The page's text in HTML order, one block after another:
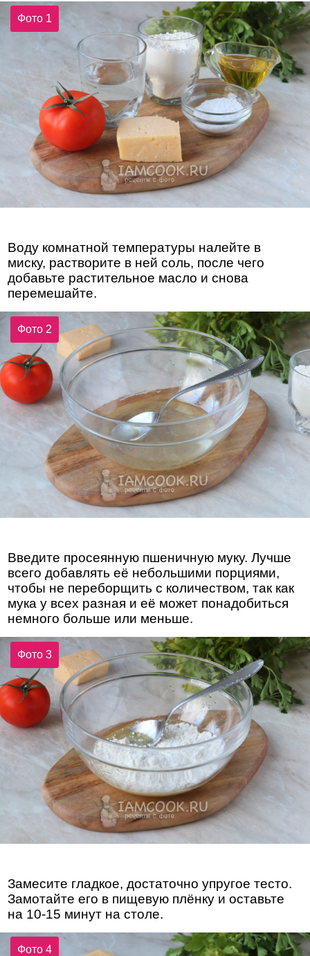
Фото 1
Воду комнатной температуры налейте в
миску, растворите в ней соль, после чего
добавьте растительное масло и снова
перемешайте.
Фото 2
Введите просеянную пшеничную муку. Лучше
всего добавлять её небольшими порциями,
чтобы не переборщить с количеством, так как
мука у всех разная и её может понадобиться
немного больше или меньше.
Фото 3
Замесите гладкое, достаточно упругое тесто.
Замотайте его в пищевую плёнку и оставьте
на 10-15 минут на столе.
Фото 4